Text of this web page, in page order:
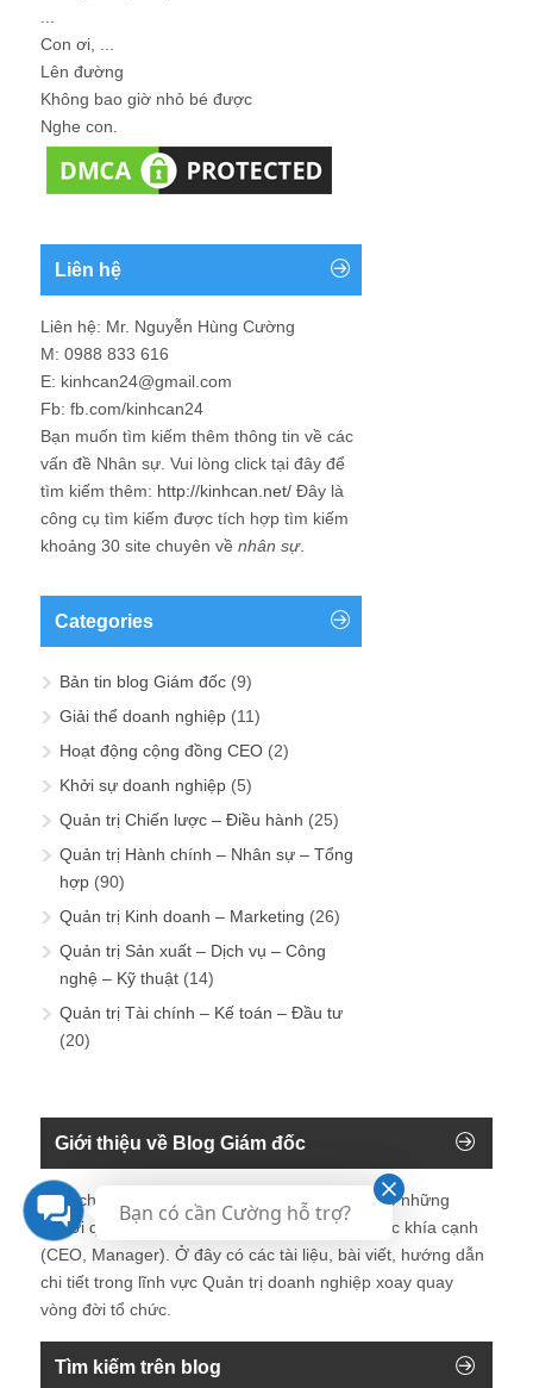
Con ơi, ...
Lên đường
Không bao giờ nhỏ bé được
Nghe con.
Liên hệ
Liên hệ: Mr. Nguyễn Hùng Cường
M: 0988 833 616
E: kinhcan24@gmail.com
Fb: fb.com/kinhcan24
Bạn muốn tìm kiếm thêm thông tin về các
vấn đề Nhân sự . Vui lòng click tại đây để
tìm kiếm thêm: http://kinhcan.net/ Đây là
công cụ tìm kiếm được tích hợp tìm kiếm
khoảng 30 site chuyên về nhân sự.
Categories
Bản tin blog Giám đốc (9)
Giải thể doanh nghiệp (11)
Hoạt động cộng đồng CEO (2)
Khởi sự doanh nghiệp (5)
Quản trị Chiến lược – Điều hành (25)
Quản trị Hành chính – Nhân sự – Tổng
hợp (90)
Quản trị Kinh doanh – Marketing (26)
Quản trị Sản xuất – Dịch vụ – Công
nghệ – Kỹ thuật (14)
Quản trị Tài chính – Kế toán – Đầu tư
(20)
Giới thiệu về Blog Giám đốc
Blog chia sẻ về Quản trị Doanh nghiệp ành cho những
người quan tâm tới Doanh nghiệp với tất cả các khía cạnh
(CEO, Manager). Ở đây có các tài liệu, bài viết, hướng dẫn
chi tiết trong lĩnh vực Quản trị doanh nghiệp xoay quay
vòng đời tổ chức.
Tìm kiếm trên blog
Bạn có cần Cường hỗ trợ?